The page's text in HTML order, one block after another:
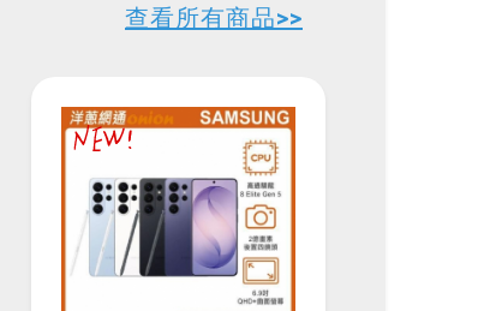
查看所有商品>>